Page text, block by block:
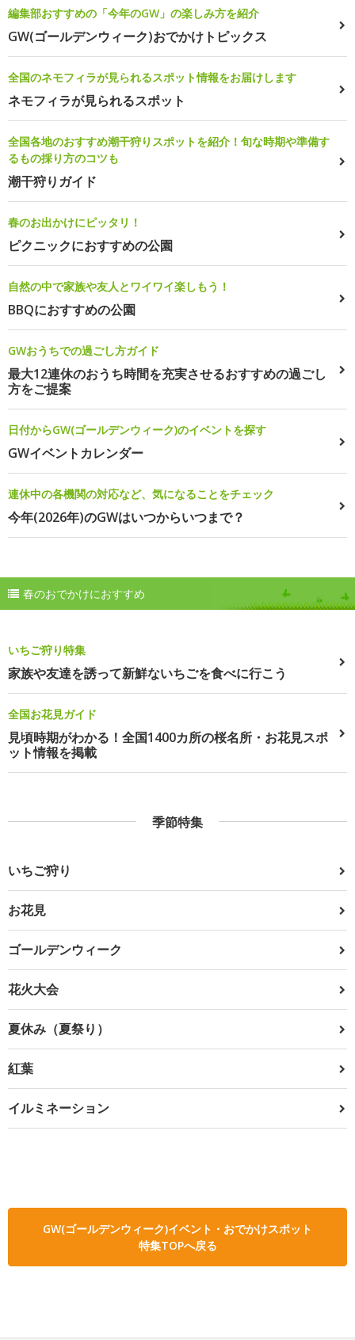
編集部おすすめの「今年のGW」の楽しみ方を紹介
GW(ゴールデンウィーク)おでかけトピックス
全国のネモフィラが見られるスポット情報をお届けします
ネモフィラが見られるスポット
全国各地のおすすめ潮干狩りスポットを紹介！旬な時期や準備す
るもの採り方のコツも
潮干狩りガイド
春のお出かけにピッタリ！
ピクニックにおすすめの公園
自然の中で家族や友人とワイワイ楽しもう！
BBQにおすすめの公園
GWおうちでの過ごし方ガイド
最大12連休のおうち時間を充実させるおすすめの過ごし
方をご提案
日付からGW(ゴールデンウィーク)のイベントを探す
GWイベントカレンダー
連休中の各機関の対応など、気になることをチェック
今年(2026年)のGWはいつからいつまで？
春のおでかけにおすすめ
いちご狩り特集
家族や友達を誘って新鮮ないちごを食べに行こう
全国お花見ガイド
見頃時期がわかる！全国1400カ所の桜名所・お花見スポ
ット情報を掲載
季節特集
いちご狩り
お花見
ゴールデンウィーク
花火大会
夏休み（夏祭り）
紅葉
イルミネーション
GW(ゴールデンウィーク)イベント・おでかけスポット
特集TOPへ戻る